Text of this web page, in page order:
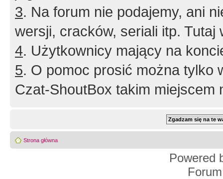
3. Na forum nie podajemy, ani
wersji, cracków, seriali itp. Tutaj
4. Użytkownicy mający na
5. O pomoc prosić można tylko
Czat-ShoutBox takim miejscem
Strona główna
Powered